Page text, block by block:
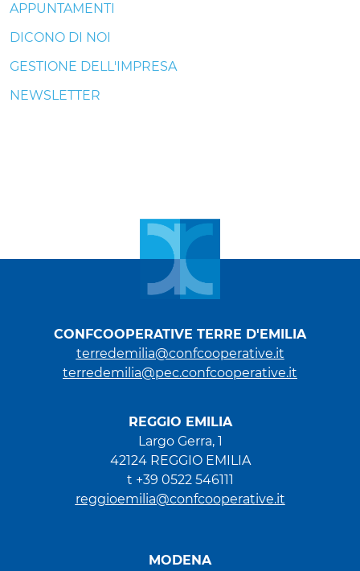
APPUNTAMENTI
DICONO DI NOI
GESTIONE DELL'IMPRESA
NEWSLETTER
CONFCOOPERATIVE TERRE D'EMILIA
terredemilia@confcooperative.it
terredemilia@pec.confcooperative.it
REGGIO EMILIA
Largo Gerra, 1
42124 REGGIO EMILIA
t +39 0522 546111
reggioemilia@confcooperative.it
MODENA